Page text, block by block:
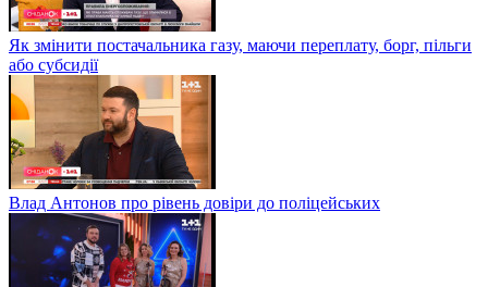
Як змінити постачальника газу, маючи переплату, борг, пільги
або субсидії
Влад Антонов про рівень довіри до поліцейських